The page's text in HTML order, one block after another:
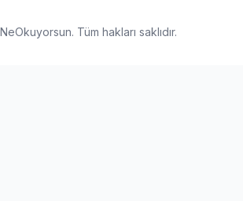
Tüm hakları saklıdır.